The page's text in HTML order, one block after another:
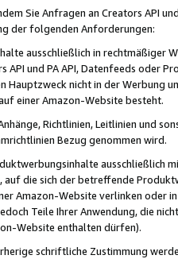
Sie Anfragen an Creators API
der folgenden Anforderungen:
ausschließlich in rechtmäßiger
API und PA API, Datenfeeds oder
Hauptzweck nicht in der Werbung
einer Amazon-Website besteht.
Richtlinien, Leitlinien und
Bezug genommen wird.
ausschließlich
die sich der betreffende
Amazon-Website verlinken oder
Teile Ihrer Anwendung, die
Website enthalten dürfen).
schriftliche Zustimmung